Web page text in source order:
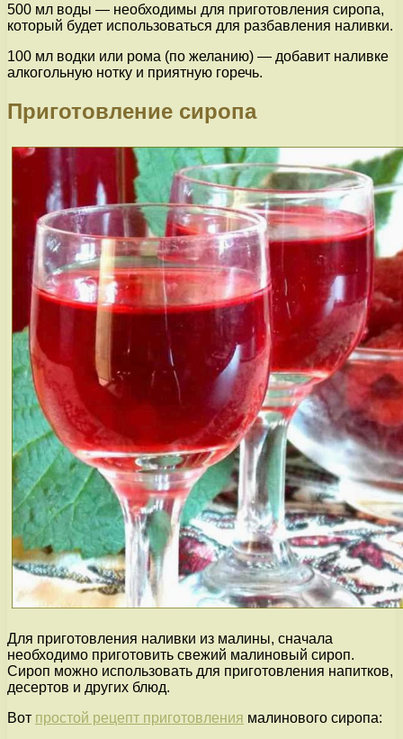
500 мл воды — необходимы для приготовления сиропа,
который будет использоваться для разбавления наливки.
100 мл водки или рома (по желанию) — добавит наливке
алкогольную нотку и приятную горечь.
Приготовление сиропа
Для приготовления наливки из малины, сначала
необходимо приготовить свежий малиновый сироп.
Сироп можно использовать для приготовления напитков,
десертов и других блюд.
Вот простой рецепт приготовления малинового сиропа: